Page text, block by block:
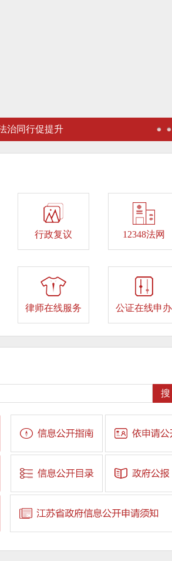
治同行促提升
行政复议 12348法网
律师在线服务 公证在线申办